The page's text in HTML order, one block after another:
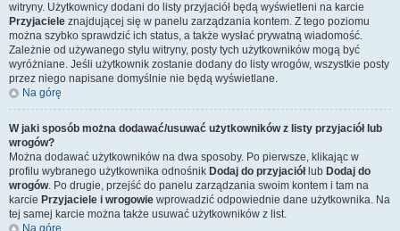
witryny. Użytkownicy dodani do listy przyjaciół będą wyświetleni na karcie
Przyjaciele znajdującej się w panelu zarządzania kontem. Z tego poziomu
można szybko sprawdzić ich status, a także wysłać prywatną wiadomość.
Zależnie od używanego stylu witryny, posty tych użytkowników mogą być
wyróżniane. Jeśli użytkownik zostanie dodany do listy wrogów, wszystkie posty
przez niego napisane domyślnie nie będą wyświetlane.
Na górę
W jaki sposób można dodawać/usuwać użytkowników z listy przyjaciół lub
wrogów?
Można dodawać użytkowników na dwa sposoby. Po pierwsze, klikając w
profilu wybranego użytkownika odnośnik Dodaj do przyjaciółlub Dodaj do
wrogów. Po drugie, przejść do panelu zarządzania swoim kontem i tam na
karcie Przyjaciele i wrogowie wprowadzić odpowiednie dane użytkownika. Na
tej samej karcie można także usuwać użytkowników z list.
Na górę